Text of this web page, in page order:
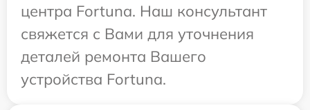
центра Fortuna. Наш консультант
свяжется с Вами для уточнения
деталей ремонта Вашего
устройства Fortuna.